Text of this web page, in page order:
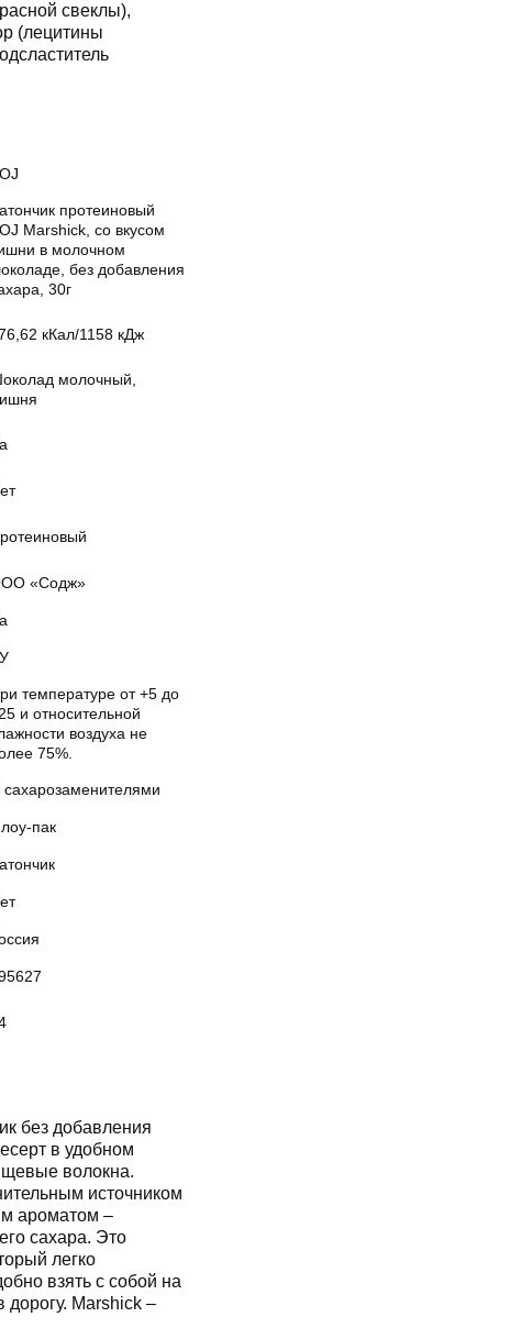
свеклы),
(лецитины
протеиновый
Marshick, со вкусом
в молочном
без добавления
30г
кКал/1158 кДж
молочный,
«Содж»
температуре от +5 до
и относительной
воздуха не
75%.
пак
без добавления
в удобном
волокна.
источником
ароматом ‒
сахара. Это
легко
взять с собой на
дорогу. Marshick ‒